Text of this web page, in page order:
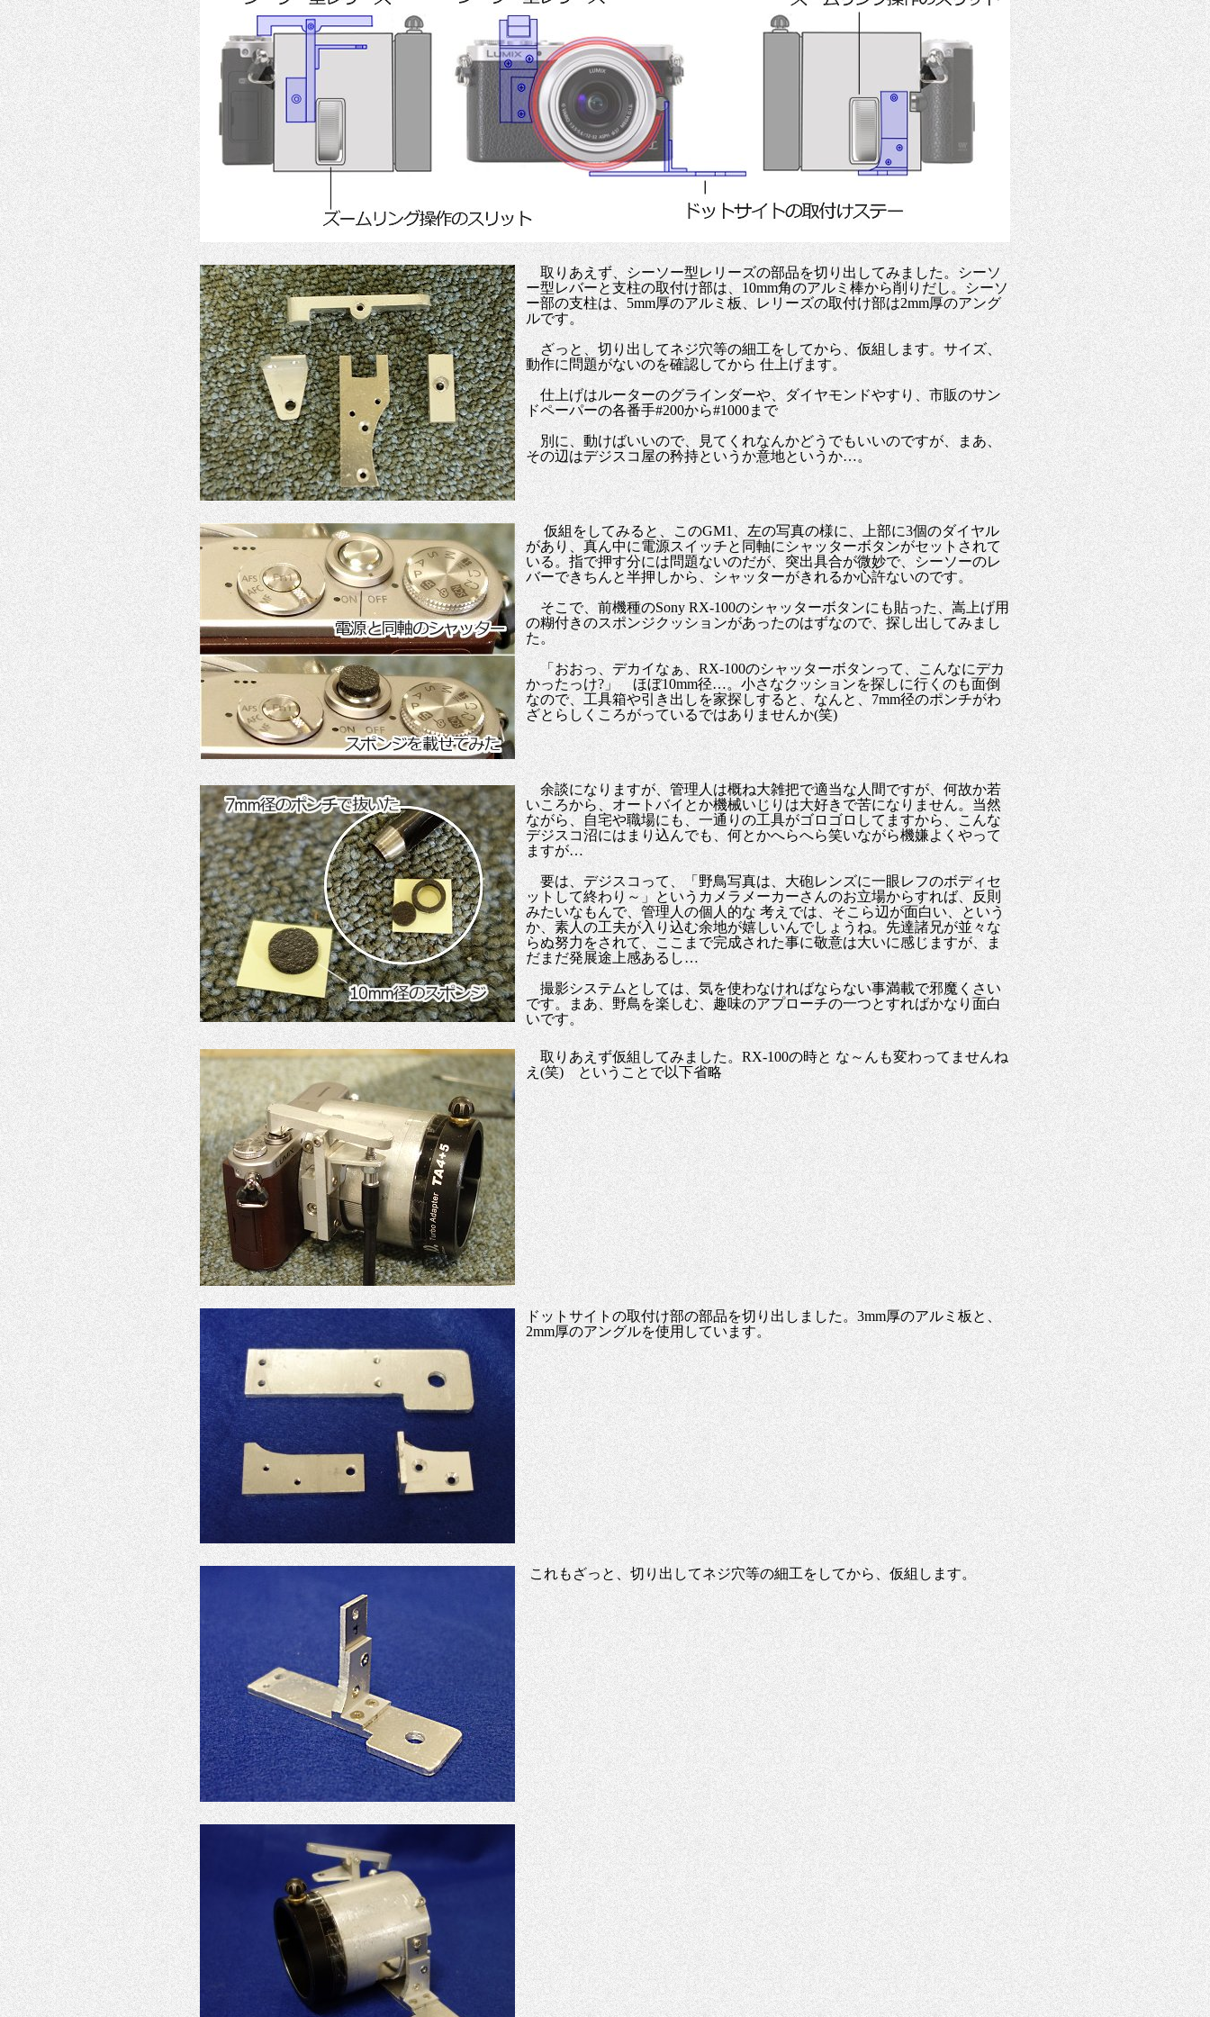
取りあえず、シーソー型レリーズの部品を切り出してみました。シーソ
ー型レバーと支柱の取付け部は、10mm角のアルミ棒から削りだし。シーソ
ー部の支柱は、5mm厚のアルミ板、レリーズの取付け部は2mm厚のアング
ルです。
ざっと、切り出してネジ穴等の細工をしてから、仮組します。サイズ、
動作に問題がないのを確認してから 仕上げます。
仕上げはルーターのグラインダーや、ダイヤモンドやすり、市販のサン
ドペーパーの各番手#200から#1000まで
別に、動けばいいので、見てくれなんかどうでもいいのですが、まあ、
その辺はデジスコ屋の矜持というか意地というか…。
仮組をしてみると、このGM1、左の写真の様に、上部に3個のダイヤル
があり、真ん中に電源スイッチと同軸にシャッターボタンがセットされて
いる。指で押す分には問題ないのだが、突出具合が微妙で、シーソーのレ
バーできちんと半押しから、シャッターがきれるか心許ないのです。
そこで、前機種のSony RX-100のシャッターボタンにも貼った、嵩上げ用
の糊付きのスポンジクッションがあったのはずなので、探し出してみまし
た。
「おおっ、デカイなぁ、RX-100のシャッターボタンって、こんなにデカ
かったっけ?」 ほぼ10mm径…。小さなクッションを探しに行くのも面倒
なので、工具箱や引き出しを家探しすると、なんと、7mm径のポンチがわ
ざとらしくころがっているではありませんか(笑)
余談になりますが、管理人は概ね大雑把で適当な人間ですが、何故か若
いころから、オートバイとか機械いじりは大好きで苦になりません。当然
ながら、自宅や職場にも、一通りの工具がゴロゴロしてますから、こんな
デジスコ沼にはまり込んでも、何とかへらへら笑いながら機嫌よくやって
ますが…
要は、デジスコって、「野鳥写真は、大砲レンズに一眼レフのボディセ
ットして終わり～」というカメラメーカーさんのお立場からすれば、反則
みたいなもんで、管理人の個人的な 考えでは、そこら辺が面白い、という
か、素人の工夫が入り込む余地が嬉しいんでしょうね。先達諸兄が並々な
らぬ努力をされて、ここまで完成された事に敬意は大いに感じますが、ま
だまだ発展途上感あるし…
撮影システムとしては、気を使わなければならない事満載で邪魔くさい
です。まあ、野鳥を楽しむ、趣味のアプローチの一つとすればかなり面白
いです。
取りあえず仮組してみました。RX-100の時と な～んも変わってませんね
え(笑) ということで以下省略
ドットサイトの取付け部の部品を切り出しました。3mm厚のアルミ板と、
2mm厚のアングルを使用しています。
これもざっと、切り出してネジ穴等の細工をしてから、仮組します。